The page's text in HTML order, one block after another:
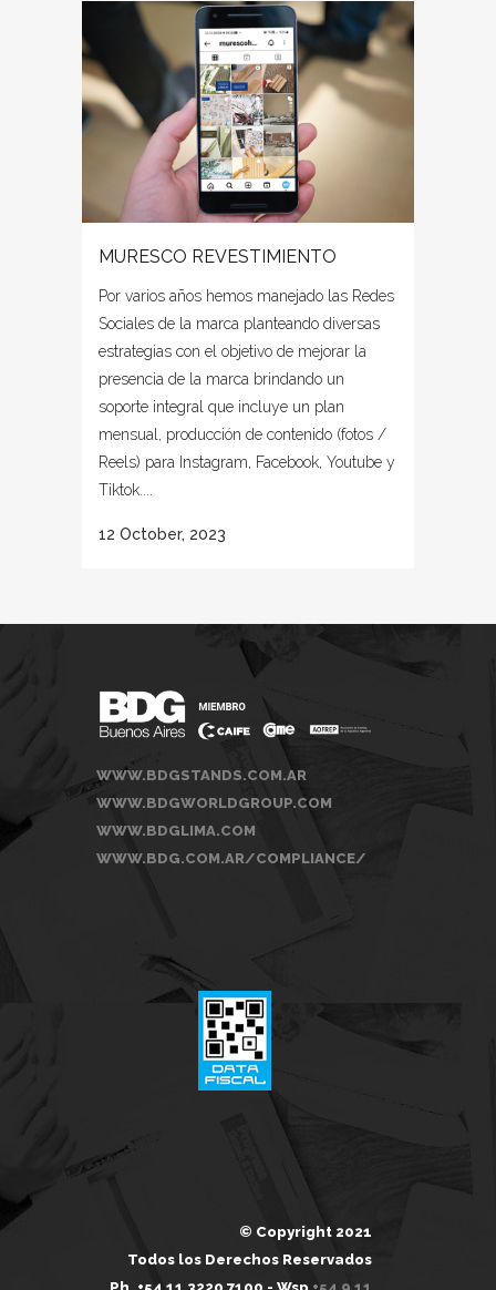
MURESCO REVESTIMIENTO
Por varios años hemos manejado las Redes
Sociales de la marca planteando diversas
estrategias con el objetivo de mejorar la
presencia de la marca brindando un
soporte integral que incluye un plan
mensual, producción de contenido (fotos /
Reels) para Instagram, Facebook, Youtube y
Tiktok....
12 October, 2023
WWW.BDGSTANDS.COM.AR
WWW.BDGWORLDGROUP.COM
WWW.BDGLIMA.COM
WWW.BDG.COM.AR/COMPLIANCE/
© Copyright 2021
Todos los Derechos Reservados